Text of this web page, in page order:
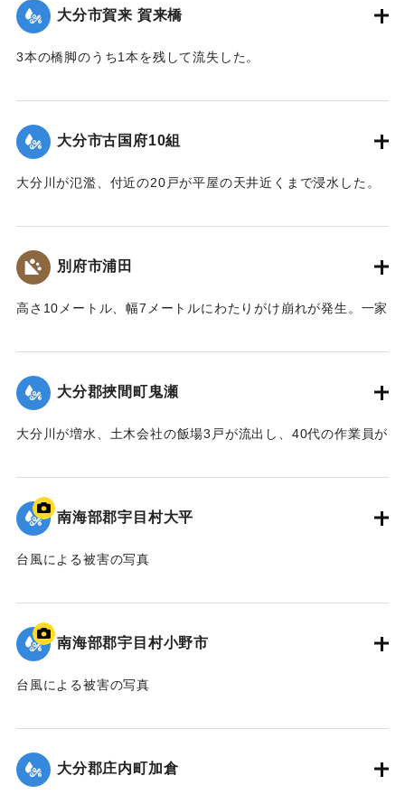
【出典：大分合同新聞 1957年9月8日朝刊3面】
｜固有コード: 00635023
大分市賀来 賀来橋
3本の橋脚のうち1本を残して流失した。
｜固有コード: 00635024
大分市古国府10組
大分川が氾濫、付近の20戸が平屋の天井近くまで浸水した。
出作業が行われた。
【出典：大分合同新聞 1957年9月7日夕刊3面】
｜固有コード: 00635025
別府市浦田
高さ10メートル、幅7メートルにわたりがけ崩れが発生。一家
埋めになったが、消防団や警察により救出された。50代の男
性が右足を骨折した。
【出典：大分合同新聞 1957年9月7日夕刊3面】
大分郡挾間町鬼瀬
大分川が増水、土木会社の飯場3戸が流出し、40代の作業員が
｜固有コード:
南海部郡宇目村大平
台風による被害の写真
｜固有コード:00635019
南海部郡宇目村小野市
台風による被害の写真
｜固有コード:00635020
大分郡庄内町加倉